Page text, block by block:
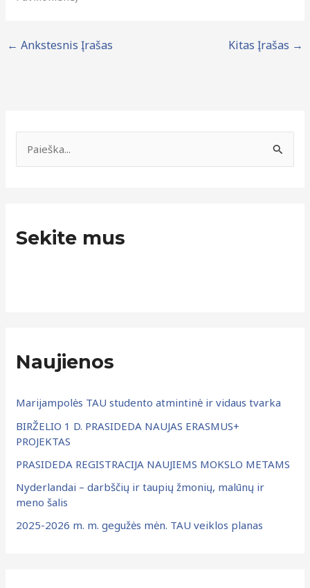
← Ankstesnis Įrašas Kitas Įrašas →
o
Sekite mus
Naujienos
Marijampolės TAU studento atmintinė ir vidaus tvarka
BIRŽELIO 1 D. PRASIDEDA NAUJAS ERASMUS+
PROJEKTAS
PRASIDEDA REGISTRACIJA NAUJIEMS MOKSLO METAMS
Nyderlandai – darbščių ir taupių žmonių, malūnų ir
meno šalis
2025-2026 m. m. gegužės mėn. TAU veiklos planas
n
y
s